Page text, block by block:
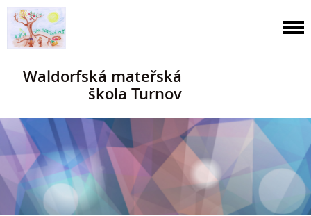
Waldorfská mateřská
škola Turnov